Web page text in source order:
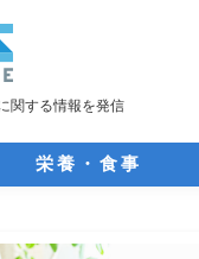
関する情報を発信
栄養・食事